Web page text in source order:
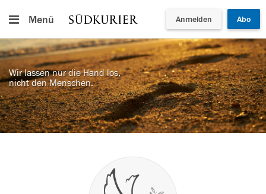
Menü Anmelden Abo
Wir lassen nur die Hand los,
nicht den Menschen.